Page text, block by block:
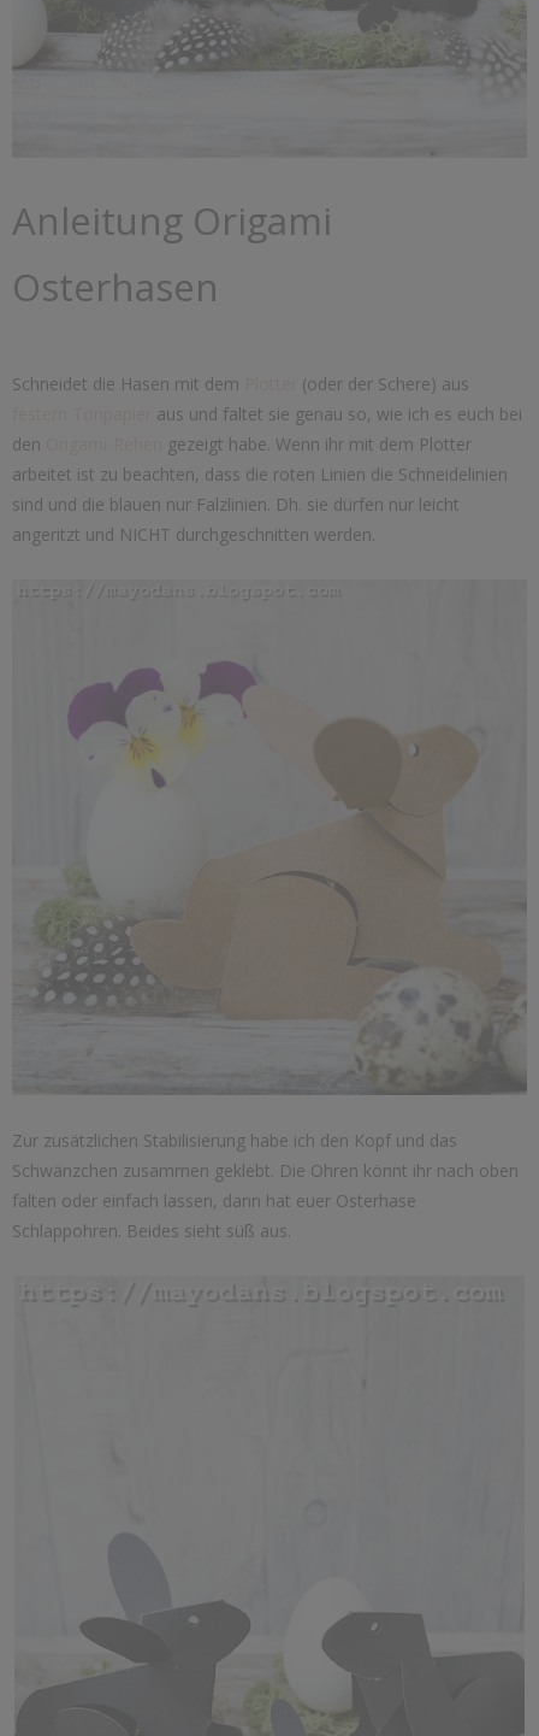
Anleitung Origami
Osterhasen
Schneidet die Hasen mit dem
(oder der Schere) aus
aus und faltet sie genau so, wie ich es euch bei
den
gezeigt habe. Wenn ihr mit dem Plotter
arbeitet ist zu beachten, dass die roten Linien die Schneidelinien
sind und die blauen nur Falzlinien. Dh. sie dürfen nur leicht
angeritzt und NICHT durchgeschnitten werden.
Zur zusätzlichen Stabilisierung habe ich den Kopf und das
Schwänzchen zusammen geklebt. Die Ohren könnt ihr nach oben
falten oder einfach lassen, dann hat euer Osterhase
Schlappohren. Beides sieht süß aus.